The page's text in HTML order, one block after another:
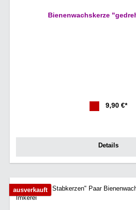
Bienenwachskerze
9,90 €*
Details
ausverkauft